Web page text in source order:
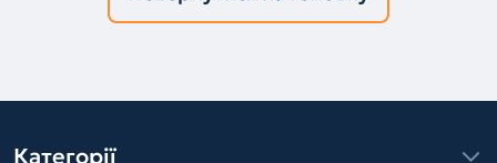
Категорії